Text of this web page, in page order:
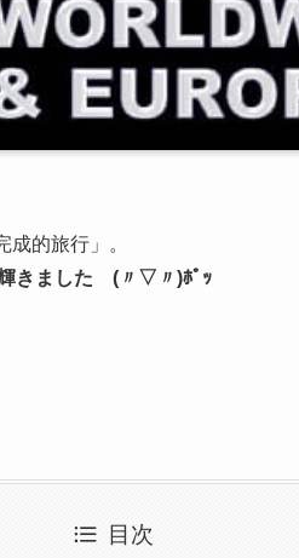
的旅行」。
きました (〃▽〃)ﾎﾟｯ
目次